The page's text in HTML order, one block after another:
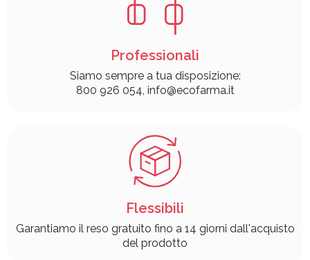
Professionali
Siamo sempre a tua disposizione:
800 926 054, info@ecofarma.it
Flessibili
Garantiamo il reso gratuito fino a 14 giorni dall'acquisto
del prodotto